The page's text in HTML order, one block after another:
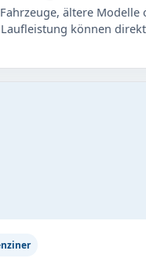
ältere Modelle
können